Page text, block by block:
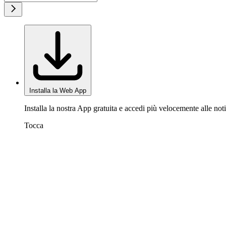
Installa la Web App
Installa la nostra App gratuita e accedi più velocemente alle
Tocca